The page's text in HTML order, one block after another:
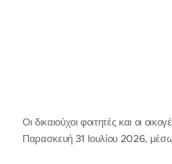
Οι δικαιούχοι φοιτητές και οι
Παρασκευή 31 Ιουλίου 2026, μέσω